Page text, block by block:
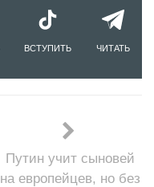
ВСТУПИТЬ ЧИТАТЬ
Путин учит сыновей
на европейцев, но без